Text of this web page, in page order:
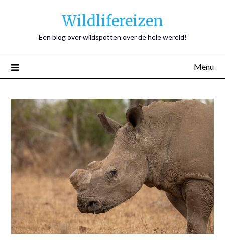
Wildlifereizen
Een blog over wildspotten over de hele wereld!
Menu